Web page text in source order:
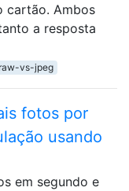
cartão. Ambos
a resposta
raw-vs-jpeg
fotos por
usando
em segundo e